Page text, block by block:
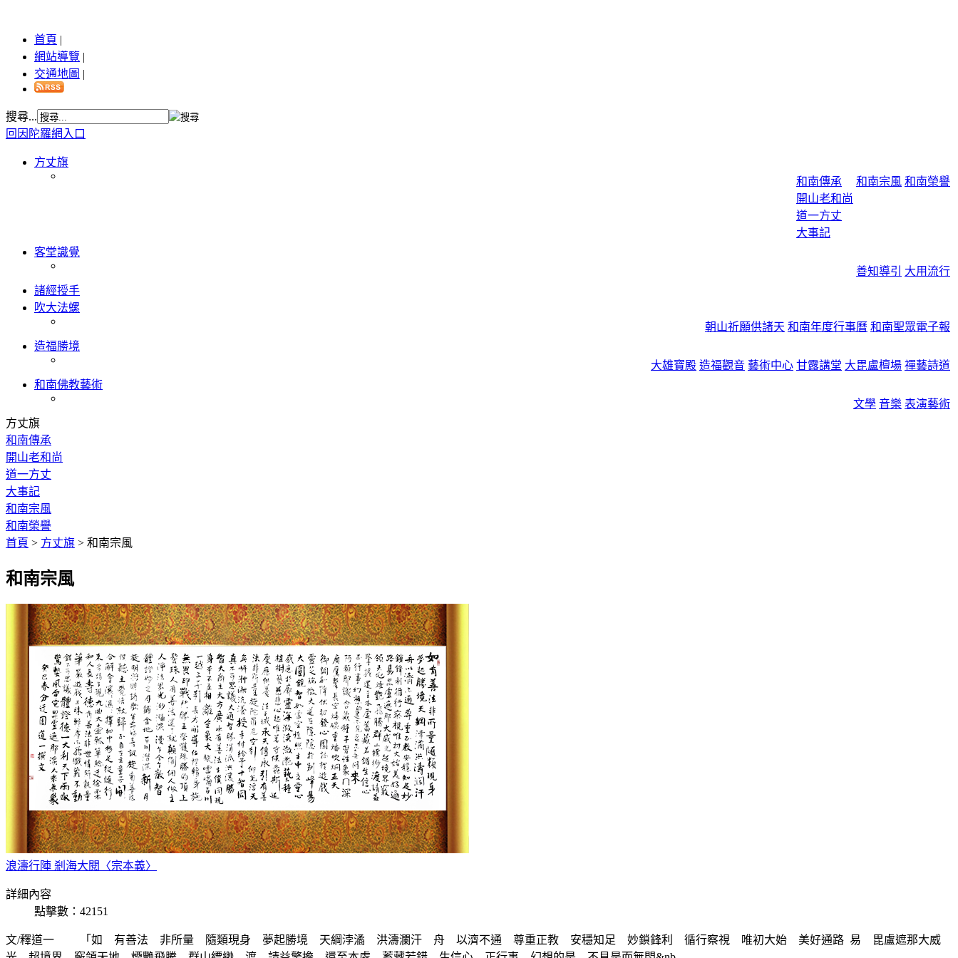
首頁 |
網站導覽 |
交通地圖 |
搜尋...
回因陀羅網入口
方丈旗
和南傳承
開山老和尚
道一方丈
大事記
和南宗風 和南榮譽
客堂識覺
善知導引
大用流行
諸經授手
吹大法螺
朝山祈願供諸天 和南年度行事曆 和南聖眾電子報
造福勝境
大雄寶殿 造福觀音 藝術中心 甘露講堂 大毘盧檀場 禪藝詩道
和南佛教藝術
文學 音樂 表演藝術
方丈旗
和南傳承
開山老和尚
道一方丈
大事記
和南宗風
和南榮譽
首頁 > 方丈旗 > 和南宗風
和南宗風
浪濤行陣 剎海大閱〈宗本義〉
詳細內容
點擊數：42151
文/釋道一 「如 有善法 非所量 隨類現身 夢起勝境 天綱浡潏 洪濤瀾汗 舟 以濟不通 尊重正教 安穩知足 妙鎖鋒利 循行察視 唯初大始 美好通路 易 毘盧遮那大威